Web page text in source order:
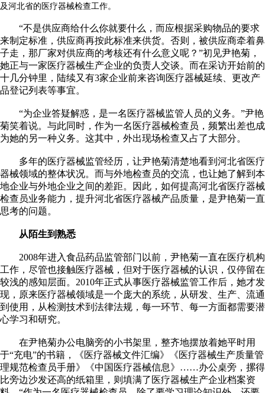
及河北省的医疗器械检查工作。
“不是供应商给什么你就要什么，而应根据采购物品的要求
来制定标准，供应商再按此标准来供货。否则，被供应商牵着鼻
子走，那厂家对供应商的考核还有什么意义呢？”初见尹艳菊，
她正与一家医疗器械生产企业的负责人交谈。而在采访开始前的
十几分钟里，陆续又有3家企业前来咨询医疗器械延续、更改产
品登记列表等事宜。
“为企业答疑解惑，是一名医疗器械监管人员的义务。”尹艳
菊笑着说。与此同时，作为一名医疗器械检查员，频繁出差也成
为她的另一种义务。这其中，外出现场检查又占了大部分。
多年的医疗器械监管经历，让尹艳菊清楚地看到河北省医疗
器械领域的整体状况。而与外地检查员的交流，也让她了解到本
地企业与外地企业之间的差距。因此，如何提高河北省医疗器械
检查员业务能力，提升河北省医疗器械产品质量，是尹艳菊一直
思考的问题。
从陌生到熟悉
2008年进入食品药品监管部门以前，尹艳菊一直在医疗机构
工作，尽管也接触医疗器械，但对于医疗器械的认识，仅停留在
较浅的感知层面。2010年正式从事医疗器械监管工作后，她才发
现，原来医疗器械领域是一个庞大的系统，从研发、生产、流通
到使用，从检测技术到法律法规，每一环节、每一方面都需要潜
心学习和研究。
在尹艳菊办公电脑旁的小书架里，整齐地摆放着她平时用
于“充电”的书籍，《医疗器械文件汇编》《医疗器械生产质量管
理规范检查员手册》《中国医疗器械信息》……办公桌旁，摞得
比旁边沙发还高的纸箱里，则填满了医疗器械生产企业档案资